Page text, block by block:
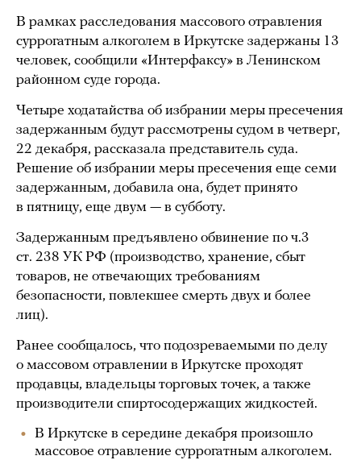
В рамках расследования массового отравления
суррогатным алкоголем в Иркутске задержаны 13
человек, сообщили «Интерфаксу» в Ленинском
районном суде города.
Четыре ходатайства об избрании меры пресечения
задержанным будут рассмотрены судом в четверг,
22 декабря, рассказала представитель суда.
Решение об избрании меры пресечения еще семи
задержанным, добавила она, будет принято
в пятницу, еще двум — в субботу.
Задержанным предъявлено обвинение по ч.3
ст. 238 УК РФ (производство, хранение, сбыт
товаров, не отвечающих требованиям
безопасности, повлекшее смерть двух и более
лиц).
Ранее сообщалось, что подозреваемыми по делу
о массовом отравлении в Иркутске проходят
продавцы, владельцы торговых точек, а также
производители спиртосодержащих жидкостей.
В Иркутске в середине декабря произошло
массовое отравление суррогатным алкоголем.